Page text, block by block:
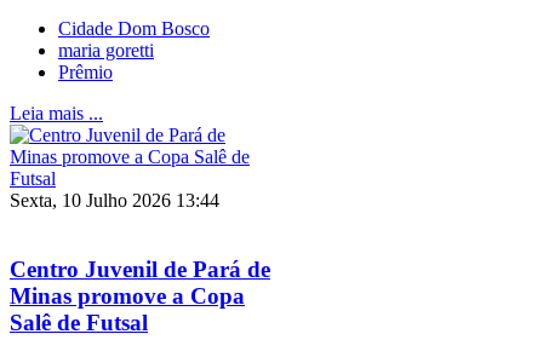
Cidade Dom Bosco
maria goretti
Prêmio
Leia mais ...
Sexta, 10 Julho 2026 13:44
Centro Juvenil de Pará de
Minas promove a Copa
Salê de Futsal